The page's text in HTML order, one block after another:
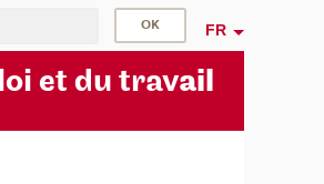
FR
et du travail